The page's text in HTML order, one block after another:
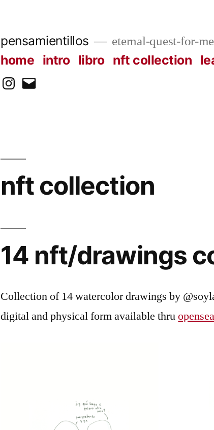
pensamientillos eternal-quest-for-
home intro libro nft collection
instagram
email
nft collection
14 nft/drawings
Collection of 14 watercolor drawings by
digital and physical form available thru